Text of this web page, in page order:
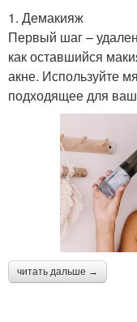
1. Демакияж
Первый шаг –
как оставшийся
акне. Используйте
подходящее для
читать дальше →